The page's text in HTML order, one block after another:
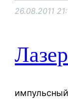
26.08.2011